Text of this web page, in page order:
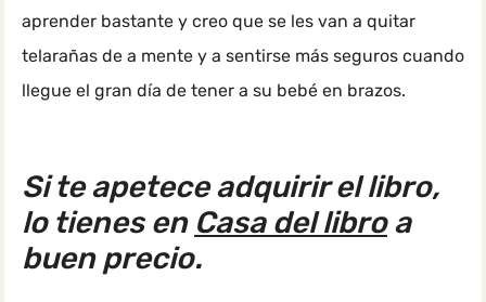
aprender bastante y creo que se les van a quitar
telarañas de a mente y a sentirse más seguros cuando
llegue el gran día de tener a su bebé en brazos.
Si te apetece adquirir el libro,
lo tienes en Casa del libroa
buen precio.